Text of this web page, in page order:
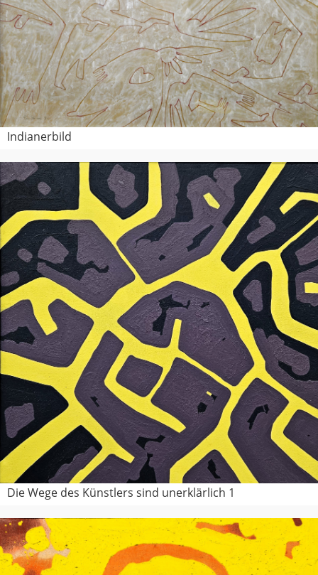
Indianerbild
Die Wege des Künstlers sind unerklärlich 1